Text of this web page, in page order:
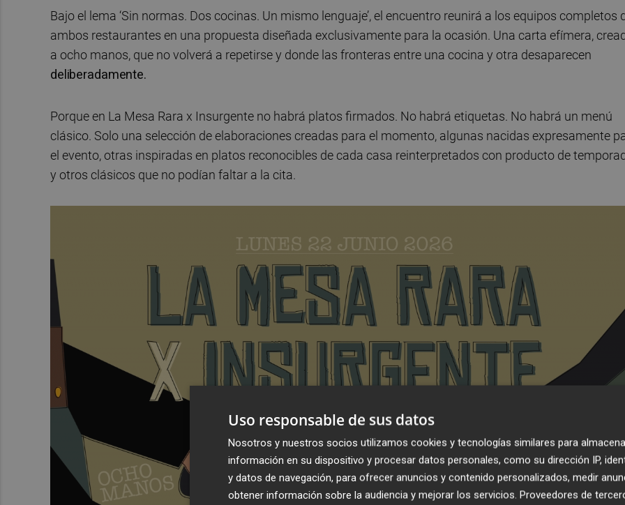
Bajo el lema ‘Sin normas. Dos cocinas. Un mismo lenguaje’, el encuentro reunirá a los equipos completos
ambos restaurantes en una propuesta diseñada exclusivamente para la ocasión. Una carta efímera,
a ocho manos, que no volverá a repetirse y donde las fronteras entre una cocina y otra desaparecen
deliberadamente.
Porque en La Mesa Rara x Insurgente no habrá platos firmados. No habrá etiquetas. No habrá un menú
clásico. Solo una selección de elaboraciones creadas para el momento, algunas nacidas expresamente
el evento, otras inspiradas en platos reconocibles de cada casa reinterpretados con producto de
y otros clásicos que no podían faltar a la cita.
Uso responsable de sus datos
Nosotros y nuestros socios utilizamos cookies y tecnologías similares para
información en su dispositivo y procesar datos personales, como su dirección IP,
y datos de navegación, para ofrecer anuncios y contenido personalizados, medir
obtener información sobre la audiencia y mejorar los servicios. Proveedores de